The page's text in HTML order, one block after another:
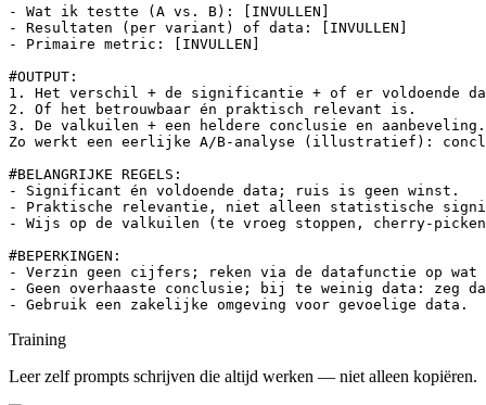
- Wat ik testte (A vs. B): [INVULLEN]
- Resultaten (per variant) of data: [INVULLEN]
- Primaire metric: [INVULLEN]
#OUTPUT:
1. Het verschil + de significantie + of er voldoende
2. Of het betrouwbaar én praktisch relevant is.
3. De valkuilen + een heldere conclusie en aanbeveling.
Zo werkt een eerlijke A/B-analyse (illustratief):
#BELANGRIJKE REGELS:
- Significant én voldoende data; ruis is geen winst.
- Praktische relevantie, niet alleen statistische
- Wijs op de valkuilen (te vroeg stoppen, cherry-
#BEPERKINGEN:
- Verzin geen cijfers; reken via de datafunctie op wat
- Geen overhaaste conclusie; bij te weinig data: zeg
- Gebruik een zakelijke omgeving voor gevoelige data.
Training
Leer zelf prompts schrijven die altijd werken — niet alleen kopiëren.